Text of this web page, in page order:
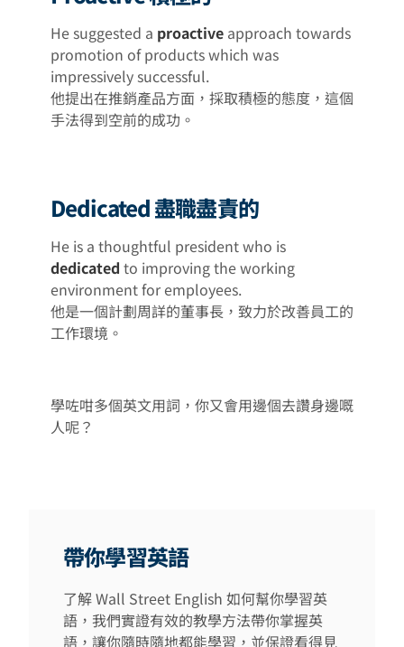
He suggested a proactive approach towards
promotion of products which was
impressively successful.
他提出在推銷產品方面，採取積極的態度，這個
手法得到空前的成功。
Dedicated 盡職盡責的
He is a thoughtful president who is
dedicated to improving the working
environment for employees.
他是一個計劃周詳的董事長，致力於改善員工的
工作環境。
學咗咁多個英文用詞，你又會用邊個去讚身邊嘅
人呢？
帶你學習英語
了解 Wall Street English 如何幫你學習英
語，我們實證有效的教學方法帶你掌握英
語，讓你隨時隨地都能學習，並保證看得見